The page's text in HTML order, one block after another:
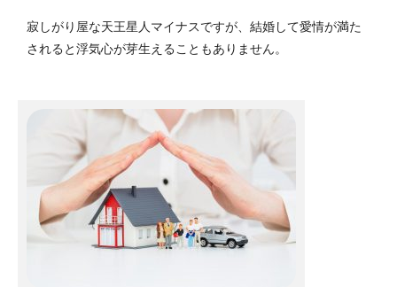
寂しがり屋な天王星人マイナスですが、結婚して愛情が満た
されると浮気心が芽生えることもありません。